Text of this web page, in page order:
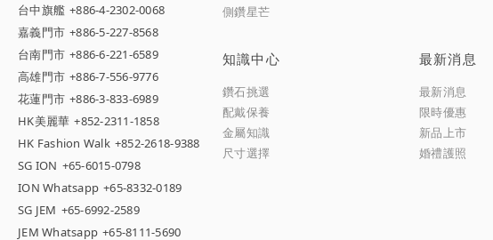
台中旗艦 +886-4-2302-0068
嘉義門市 +886-5-227-8568
台南門市 +886-6-221-6589
高雄門市 +886-7-556-9776
花蓮門市 +886-3-833-6989
HK美麗華 +852-2311-1858
HK Fashion Walk +852-2618-9388
SG ION +65-6015-0798
ION Whatsapp +65-8332-0189
SG JEM +65-6992-2589
JEM Whatsapp +65-8111-5690
側鑽星芒
知識中心
鑽石挑選
配戴保養
金屬知識
尺寸選擇
最新消息
最新消息
限時優惠
新品上市
婚禮護照